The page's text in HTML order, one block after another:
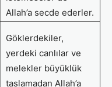
Allah’a secde ederler.
Göklerdekiler,
yerdeki canlılar ve
melekler büyüklük
taslamadan Allah’a